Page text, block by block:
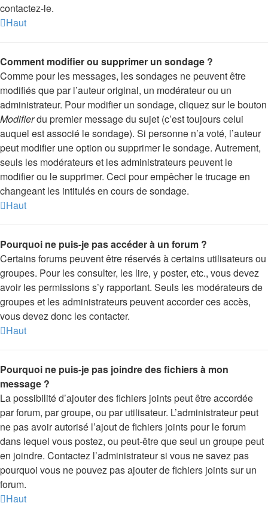
contactez-le.
Haut
Comment modifier ou supprimer un sondage ?
Comme pour les messages, les sondages ne peuvent être
modifiés que par l’auteur original, un modérateur ou un
administrateur. Pour modifier un sondage, cliquez sur le bouton
Modifierdu premier message du sujet (c’est toujours celui
auquel est associé le sondage). Si personne n’a voté, l’auteur
peut modifier une option ou supprimer le sondage. Autrement,
seuls les modérateurs et les administrateurs peuvent le
modifier ou le supprimer. Ceci pour empêcher le trucage en
changeant les intitulés en cours de sondage.
Haut
Pourquoi ne puis-je pas accéder à un forum ?
Certains forums peuvent être réservés à certains utilisateurs ou
groupes. Pour les consulter, les lire, y poster, etc., vous devez
avoir les permissions s’y rapportant. Seuls les modérateurs de
groupes et les administrateurs peuvent accorder ces accès,
vous devez donc les contacter.
Haut
Pourquoi ne puis-je pas joindre des fichiers à mon
message ?
La possibilité d’ajouter des fichiers joints peut être accordée
par forum, par groupe, ou par utilisateur. L’administrateur peut
ne pas avoir autorisé l’ajout de fichiers joints pour le forum
dans lequel vous postez, ou peut-être que seul un groupe peut
en joindre. Contactez l’administrateur si vous ne savez pas
pourquoi vous ne pouvez pas ajouter de fichiers joints sur un
forum.
Haut